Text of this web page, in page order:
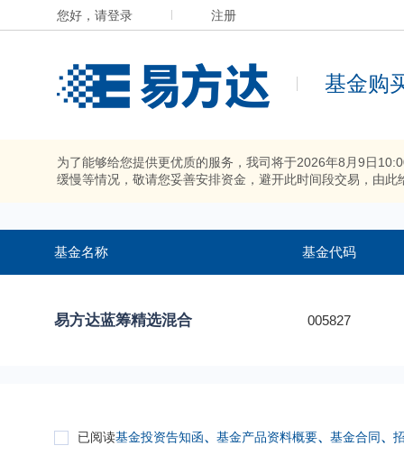
您好，请登录 注册
基金购
为了能够给您提供更优质的服务，我司将于2026年8月9日
缓慢等情况，敬请您妥善安排资金，避开此时间段交易，由此
基金名称 基金代码
易方达蓝筹精选混合 005827
已阅读基金投资告知函、 基金产品资料概要、 基金合同、